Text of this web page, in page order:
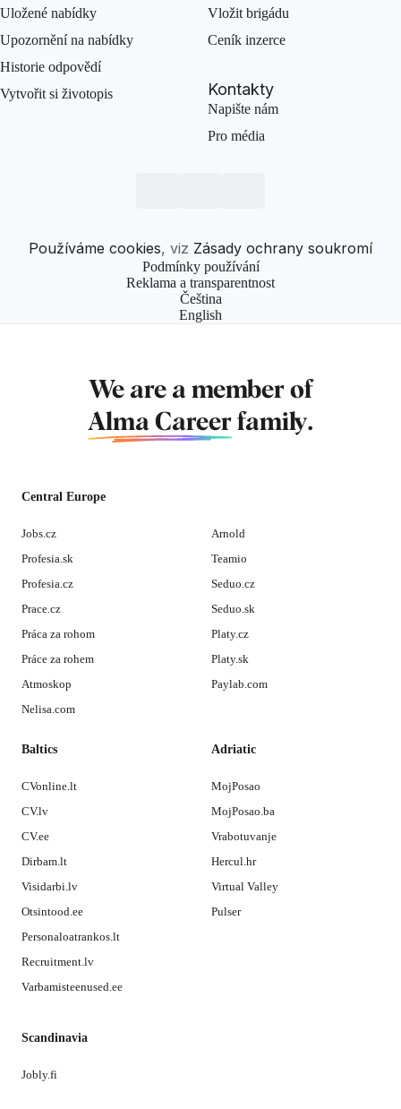
Uložené nabídky
Upozornění na nabídky
Historie odpovědí
Vytvořit si životopis
Vložit brigádu
Ceník inzerce
Kontakty
Napište nám
Pro média
Používáme cookies, viz Zásady ochrany soukromí
Podmínky používání
Reklama a transparentnost
Čeština
English
We are a member of
Alma Career family.
Central Europe
Jobs.cz
Profesia.sk
Profesia.cz
Prace.cz
Práca za rohom
Práce za rohem
Atmoskop
Nelisa.com
Arnold
Teamio
Seduo.cz
Seduo.sk
Platy.cz
Platy.sk
Paylab.com
Baltics
CVonline.lt
CV.lv
CV.ee
Dirbam.lt
Visidarbi.lv
Otsintood.ee
Personaloatrankos.lt
Recruitment.lv
Varbamisteenused.ee
Adriatic
MojPosao
MojPosao.ba
Vrabotuvanje
Hercul.hr
Virtual Valley
Pulser
Scandinavia
Jobly.fi